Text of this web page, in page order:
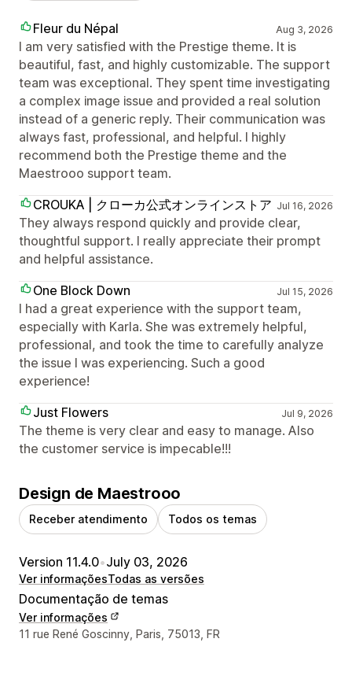
Fleur du Népal Aug 3, 2026
I am very satisfied with the Prestige theme. It is
beautiful, fast, and highly customizable. The support
team was exceptional. They spent time investigating
a complex image issue and provided a real solution
instead of a generic reply. Their communication was
always fast, professional, and helpful. I highly
recommend both the Prestige theme and the
Maestrooo support team.
CROUKA | クローカ公式オンラインストア Jul 16, 2026
They always respond quickly and provide clear,
thoughtful support. I really appreciate their prompt
and helpful assistance.
One Block Down
Jul 15, 2026
I had a great experience with the support team,
especially with Karla. She was extremely helpful,
professional, and took the time to carefully analyze
the issue I was experiencing. Such a good
experience!
Just Flowers
Jul 9, 2026
The theme is very clear and easy to manage. Also
the customer service is impecable!!!
Design de Maestrooo
Receber atendimento Todos os temas
Version 11.4.0•July 03, 2026
Ver informaçõesTodas as versões
Documentação de temas
Ver informações
Informações de contato do designer
11 rue René Goscinny, Paris, 75013, FR